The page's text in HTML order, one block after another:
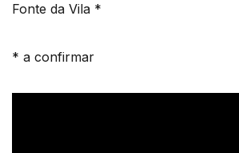
Fonte da Vila *
* a confirmar